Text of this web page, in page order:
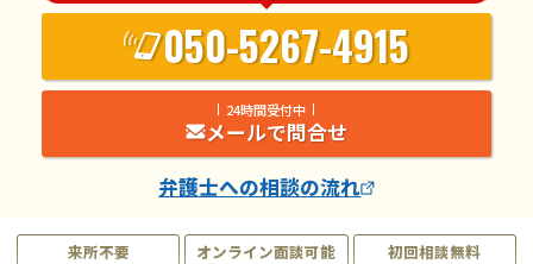
来所不要 オンライン面談可能
初回相談無料
050-5267-4915
24時間受付中
メールで問合せ
弁護士への相談の流れ